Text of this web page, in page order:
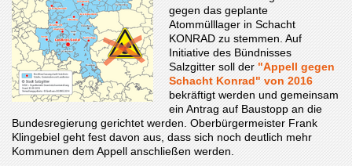
gegen das geplante
Atommülllager in Schacht
KONRAD zu stemmen. Auf
Initiative des Bündnisses
Salzgitter soll der "Appell gegen
Schacht Konrad" von 2016
bekräftigt werden und gemeinsam
ein Antrag auf Baustopp an die
Bundesregierung gerichtet werden. Oberbürgermeister Frank
Klingebiel geht fest davon aus, dass sich noch deutlich mehr
Kommunen dem Appell anschließen werden.